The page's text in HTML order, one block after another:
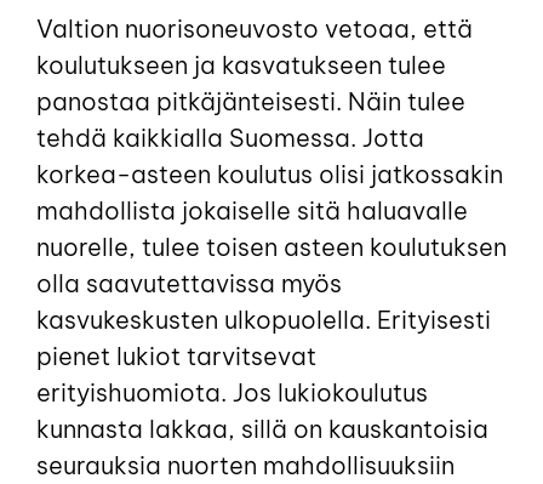
Valtion nuorisoneuvosto vetoaa, että
koulutukseen ja kasvatukseen tulee
panostaa pitkäjänteisesti. Näin tulee
tehdä kaikkialla Suomessa. Jotta
korkea-asteen koulutus olisi jatkossakin
mahdollista jokaiselle sitä haluavalle
nuorelle, tulee toisen asteen koulutuksen
olla saavutettavissa myös
kasvukeskusten ulkopuolella. Erityisesti
pienet lukiot tarvitsevat
erityishuomiota. Jos lukiokoulutus
kunnasta lakkaa, sillä on kauskantoisia
seurauksia nuorten mahdollisuuksiin